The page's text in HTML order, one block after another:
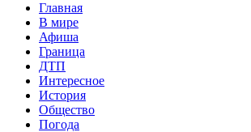
Главная
В мире
Афиша
Граница
ДТП
Интересное
История
Общество
Погода